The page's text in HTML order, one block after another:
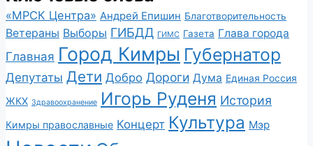
«МРСК Центра» Андрей Епишин Благотворительность
Ветераны Выборы ГИБДД ГИМС Газета Глава города
Главная Город Кимры Губернатор
Депутаты Дети Добро Дороги Дума Единая Россия
ЖКХ Здравоохранение Игорь Руденя История
Кимры православные Концерт Культура Мэр